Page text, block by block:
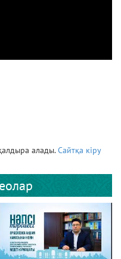
алады.Сайтқа кіру